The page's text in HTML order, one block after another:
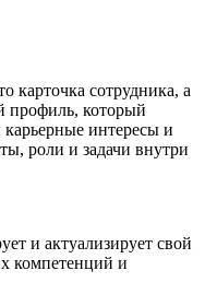
карточка сотрудника, а
профиль, который
интересы и
роли и задачи внутри
и актуализирует свой
компетенций и